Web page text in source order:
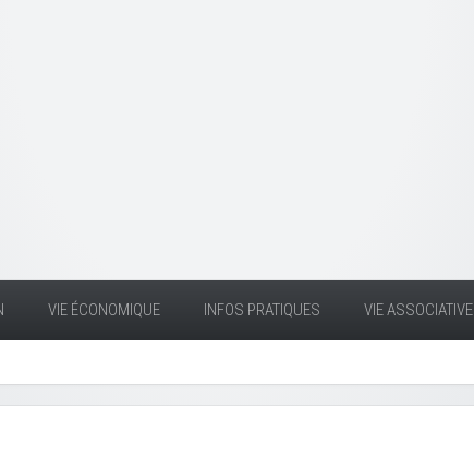
VIE ÉCONOMIQUE INFOS PRATIQUES VIE ASSOCIATIVE